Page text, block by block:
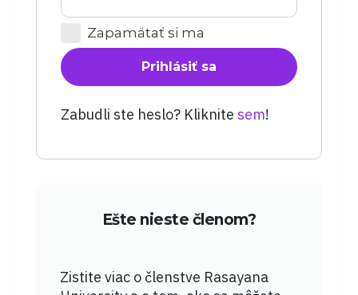
Zapamätať si ma
Prihlásiť sa
Zabudli ste heslo? Kliknite sem!
Ešte nieste členom?
Zistite viac o členstve Rasayana